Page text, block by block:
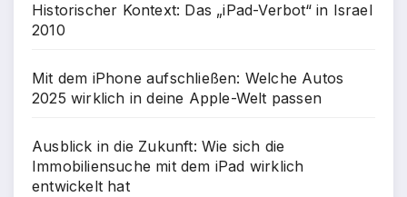
Historischer Kontext: Das „iPad-Verbot“ in Israel
2010
Mit dem iPhone aufschließen: Welche Autos
2025 wirklich in deine Apple-Welt passen
Ausblick in die Zukunft: Wie sich die
Immobiliensuche mit dem iPad wirklich
entwickelt hat